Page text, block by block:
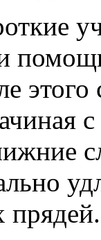
прядей.